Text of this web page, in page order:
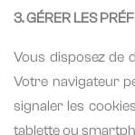
3. GÉRER LES
Vous disposez de
Votre navigateur
signaler les
tablette ou